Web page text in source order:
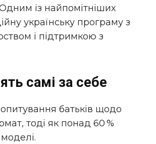
із найпомітніших
українську програму з
і підтримкою з
самі за себе
опитування батьків щодо
тоді як понад 60 %